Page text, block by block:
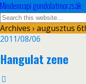
Mindennapi gondolatmorzsák
Archives › augusztus
2011/08/06
Hangulat zene